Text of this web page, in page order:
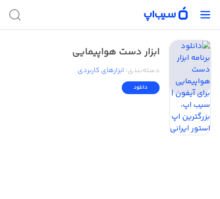
ابزار دست هواپیمایی
دسته‌بندی: ابزار‌های کاربردی
دانلود